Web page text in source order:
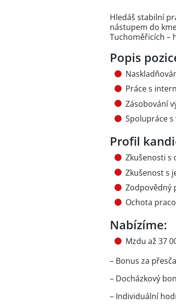
Hledáš stabilní
nástupem do
Tuchoměřicích –
Popis
Práce s
Zásobování
Spolupráce
Profil
Zkušenosti s
Zkušenost s
Zodpovědný
Ochota
Nabízíme:
Mzdu až 37
– Bonus za
– Docházkový
– Individuální